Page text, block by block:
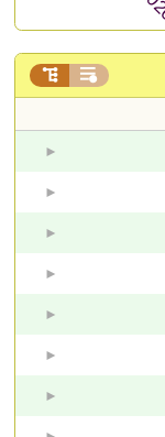
 